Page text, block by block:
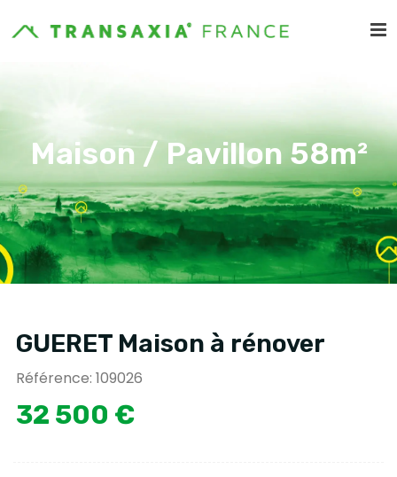
Maison / Pavillon 58m²
GUERET Maison à rénover
Référence: 109026
32 500 €